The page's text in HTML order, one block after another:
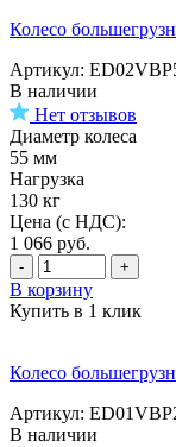
Колесо
Артикул:
В наличии
Нет отзывов
Диаметр колеса
55 мм
Нагрузка
130 кг
Цена (с НДС):
1 066 руб.
- +
В корзину
Купить в 1 клик
Колесо
Артикул:
В наличии